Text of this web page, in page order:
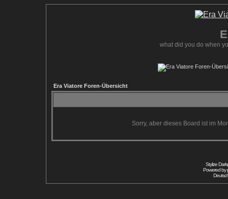
what did you do when
Era Viatore Foren-Übersicht
Sorry, aber dieses Board ist im
Stylize
Powered by